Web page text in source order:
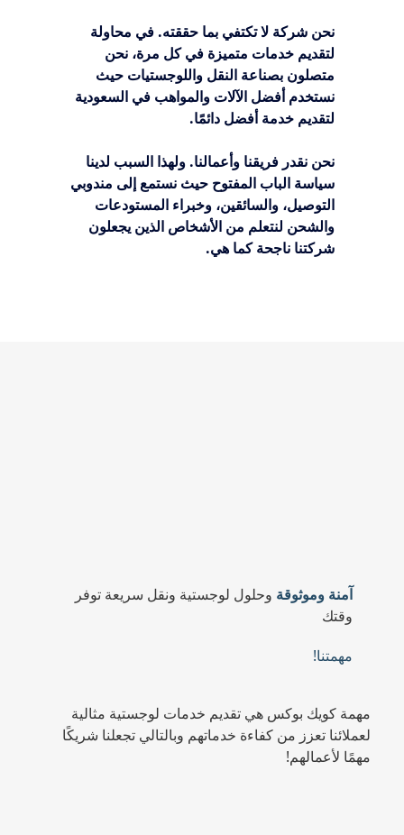
نحن شركة لا تكتفي بما حققته. في محاولة
لتقديم خدمات متميزة في كل مرة، نحن
متصلون بصناعة النقل واللوجستيات حيث
نستخدم أفضل الآلات والمواهب في السعودية
لتقديم خدمة أفضل دائمًا.
نحن نقدر فريقنا وأعمالنا. ولهذا السبب لدينا
سياسة الباب المفتوح حيث نستمع إلى مندوبي
التوصيل، والسائقين، وخبراء المستودعات
والشحن لنتعلم من الأشخاص الذين يجعلون
شركتنا ناجحة كما هي.
آمنة وموثوقة وحلول لوجستية ونقل سريعة توفر
وقتك
مهمتنا!
مهمة كويك بوكس هي تقديم خدمات لوجستية مثالية
لعملائنا تعزز من كفاءة خدماتهم وبالتالي تجعلنا شريكًا
مهمًا لأعمالهم!